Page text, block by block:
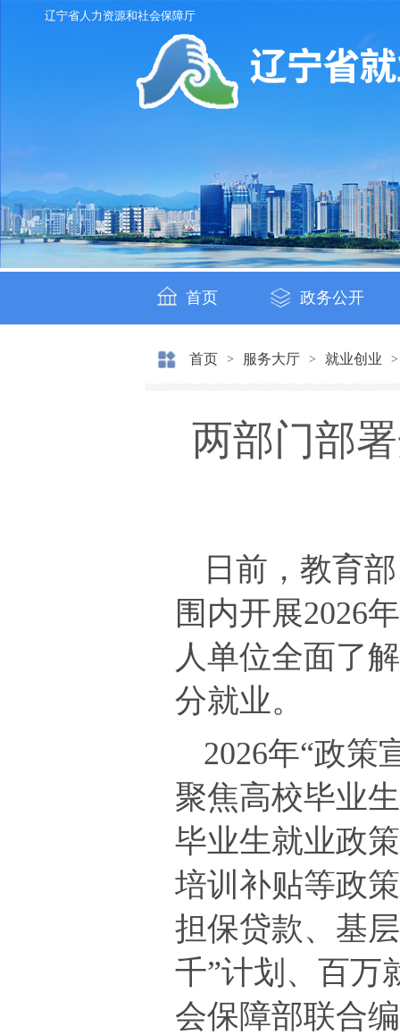
辽宁省人力资源和社会保障厅
首页 政务公开
首页 > 服务大厅 > 就业创业 >
两部门部
日前，教育
围内开展2026
人单位全面了
分就业。
2026年“政策
聚焦高校毕业
毕业生就业政
培训补贴等政
担保贷款、基
千”计划、百万
会保障部联合